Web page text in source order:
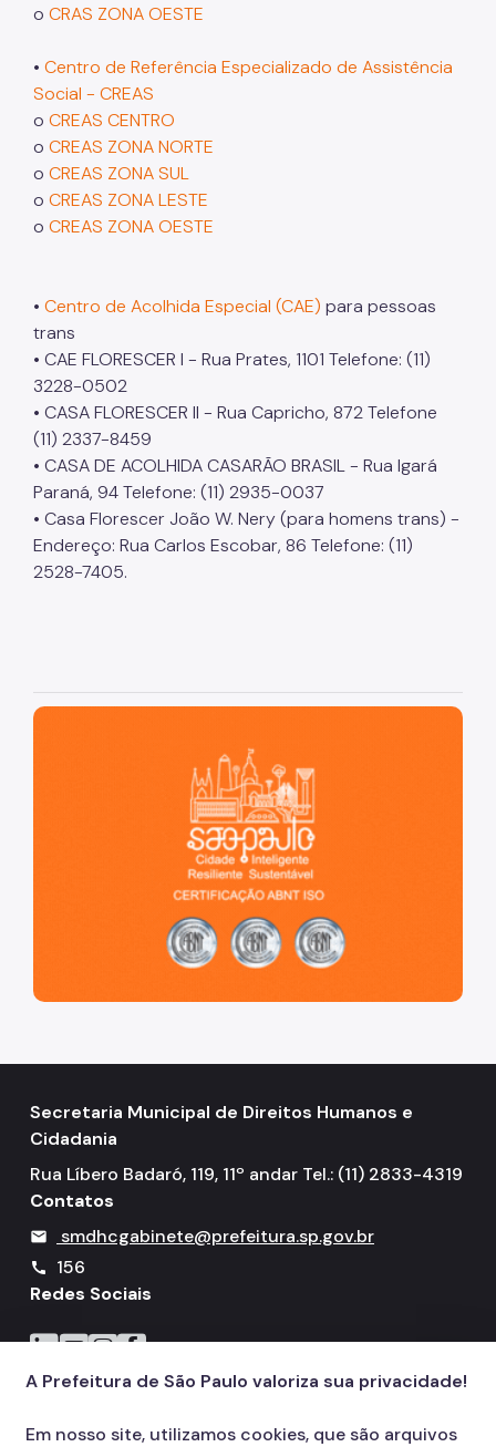
o CRAS ZONA OESTE
• Centro de Referência Especializado de Assistência
Social - CREAS
o CREAS CENTRO
o CREAS ZONA NORTE
o CREAS ZONA SUL
o CREAS ZONA LESTE
o CREAS ZONA OESTE
• Centro de Acolhida Especial (CAE) para pessoas
trans
• CAE FLORESCER I - Rua Prates, 1101 Telefone: (11)
3228-0502
• CASA FLORESCER II - Rua Capricho, 872 Telefone
(11) 2337-8459
• CASA DE ACOLHIDA CASARÃO BRASIL - Rua Igará
Paraná, 94 Telefone: (11) 2935-0037
• Casa Florescer João W. Nery (para homens trans) -
Endereço: Rua Carlos Escobar, 86 Telefone: (11)
2528-7405.
São Paulo, cidade inteligente, resiliente e sustentável
Secretaria Municipal de Direitos Humanos e
Cidadania
Rua Líbero Badaró, 119, 11º andar Tel.: (11) 2833-4319
Contatos
mail smdhcgabinete@prefeitura.sp.gov.br
call
156
Redes Sociais
Icone do LinkedIn
Icone do YouTube
Icone do Instagram
Icone do Facebook
A Prefeitura de São Paulo valoriza sua privacidade!
Em nosso site, utilizamos cookies, que são arquivos